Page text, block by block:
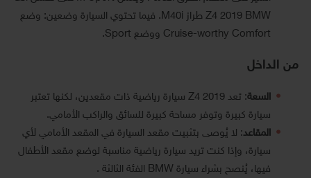
Z4 2019 BMW طراز M40i. فيما تحتوي السيارة وضعين: وضع
Cruise-worthy Comfort ووضع Sport.
من الداخل
السعة
: تعد Z4 2019 سيارة رياضية ذات مقعدين، لكنها تعتبر
سيارة كبيرة وتوفر مساحة كبيرة للسائق والراكب الأمامي.
المقاعد: لا يُوصى بتثبيت مقعد السيارة في المقعد الأمامي لأي
سيارة، وإذا كنت تريد سيارة رياضية مناسبة لوضع مقعد الأطفال
فيها، يُنصح بشراء سيارة BMW الفئة الثالثة .